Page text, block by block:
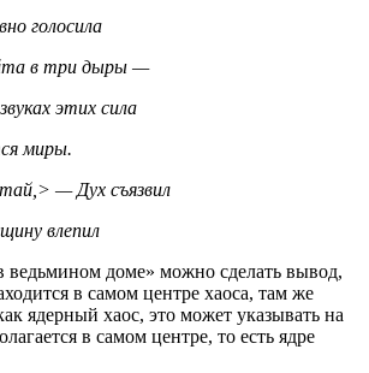
голосила
в три дыры —
этих сила
миры.
— Дух съязвил
влепил
ведьмином доме» можно сделать вывод,
в самом центре хаоса, там же
ядерный хаос, это может указывать на
в самом центре, то есть ядре